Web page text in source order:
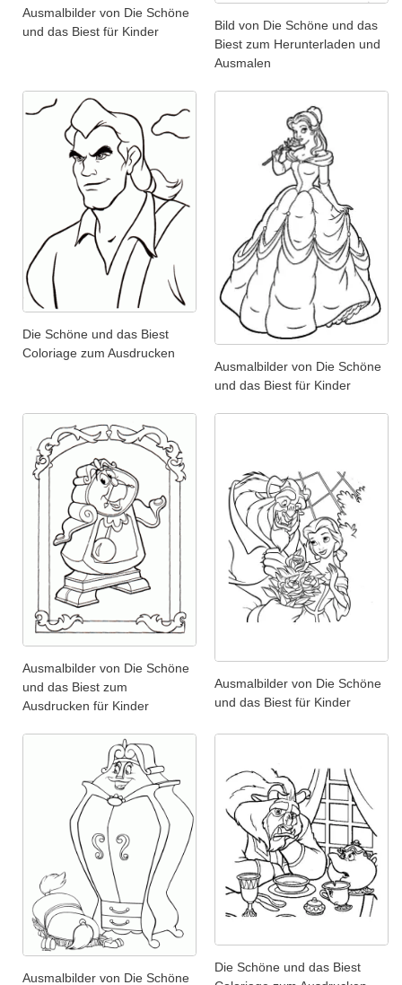
Ausmalbilder von Die Schöne
und das Biest für Kinder
Bild von Die Schöne und das
Biest zum Herunterladen und
Ausmalen
Die Schöne und das Biest
Coloriage zum Ausdrucken
Ausmalbilder von Die Schöne
und das Biest für Kinder
Ausmalbilder von Die Schöne
und das Biest zum
Ausdrucken für Kinder
Ausmalbilder von Die Schöne
und das Biest für Kinder
Ausmalbilder von Die Schöne
Die Schöne und das Biest